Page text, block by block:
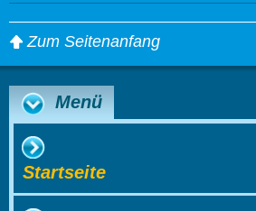
Zum Seitenanfang
Menü
Startseite